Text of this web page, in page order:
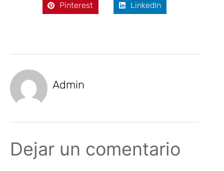
Pinterest LinkedIn
Admin
Dejar un comentario